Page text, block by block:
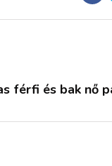
férfi és bak nő